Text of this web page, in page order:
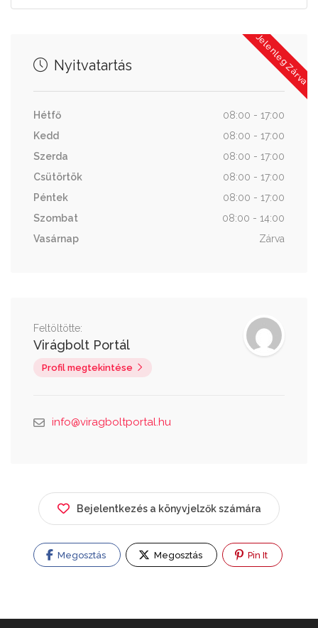
Jelenleg Zárva
Nyitvatartás
Hétfő
08:00 - 17:00
Kedd
08:00 - 17:00
Szerda
08:00 - 17:00
Csütörtök
08:00 - 17:00
Péntek
08:00 - 17:00
Szombat
08:00 - 14:00
Vasárnap
Zárva
Feltöltötte:
Virágbolt Portál
Profil megtekintése
info@viragboltportal.hu
Bejelentkezés a könyvjelzők számára
Megosztás Megosztás Pin It